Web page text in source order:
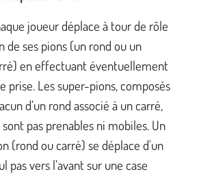
joueur déplace à tour de rôle
de ses pions (un rond ou un
en effectuant éventuellement
prise. Les super-pions, composés
d’un rond associé à un carré,
sont pas prenables ni mobiles. Un
(rond ou carré) se déplace d'un
pas vers l’avant sur une case